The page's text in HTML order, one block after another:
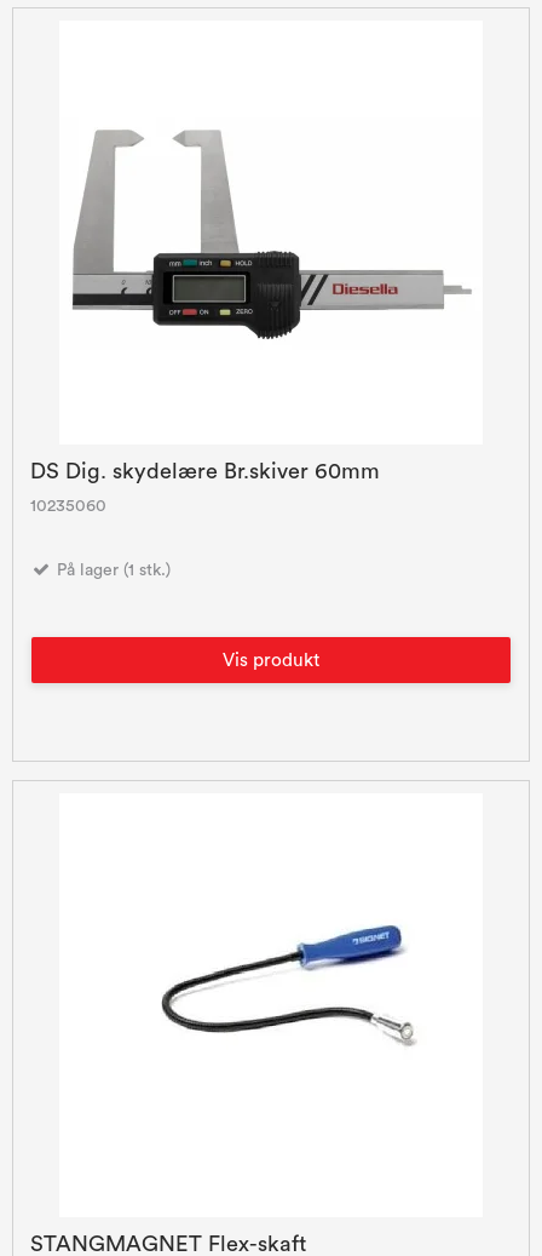
DS Dig. skydelære Br.skiver 60mm
10235060
På lager (1 stk.)
Vis produkt
STANGMAGNET Flex-skaft